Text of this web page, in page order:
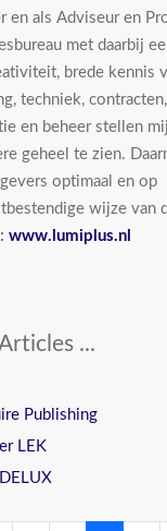
en als Adviseur en
met daarbij
brede kennis
techniek,
en beheer stellen
geheel te zien.
optimaal en op
wijze van
www.lumiplus.nl
Publishing
LEK